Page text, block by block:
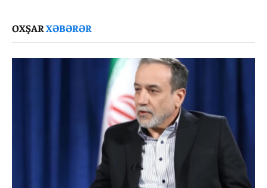
OXŞARXƏBƏRƏR